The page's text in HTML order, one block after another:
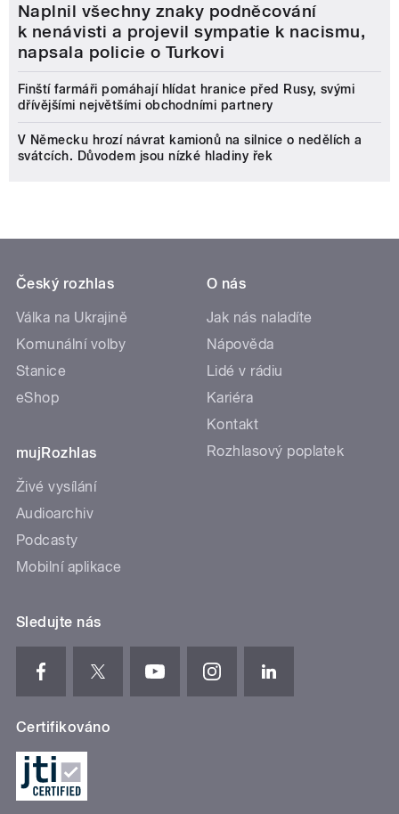
Naplnil všechny znaky podněcování
k nenávisti a projevil sympatie k nacismu,
napsala policie o Turkovi
Finští farmáři pomáhají hlídat hranice před Rusy, svými
dřívějšími největšími obchodními partnery
V Německu hrozí návrat kamionů na silnice o nedělích a
svátcích. Důvodem jsou nízké hladiny řek
Český rozhlas
Válka na Ukrajině
Komunální volby
Stanice
eShop
mujRozhlas
Živé vysílání
Audioarchiv
Podcasty
Mobilní aplikace
O nás
Jak nás naladíte
Nápověda
Lidé v rádiu
Kariéra
Kontakt
Rozhlasový poplatek
Sledujte nás
Certifikováno